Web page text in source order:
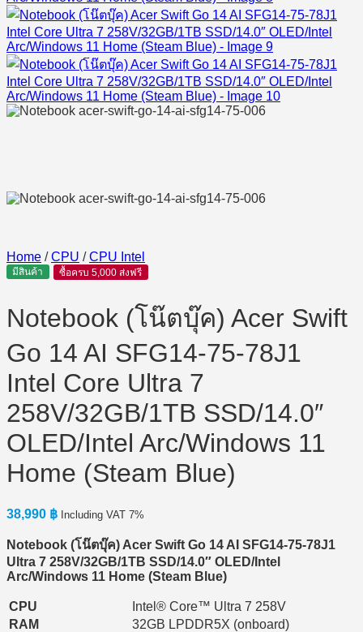
Home / CPU / CPU Intel
มีสินค้า ซื้อครบ 5,000 ส่งฟรี
Notebook (โน๊ตบุ๊ค) Acer Swift
Go 14 AI SFG14-75-78J1
Intel Core Ultra 7
258V/32GB/1TB SSD/14.0″
OLED/Intel Arc/Windows 11
Home (Steam Blue)
38,990 ฿ Including VAT 7%
Notebook (โน๊ตบุ๊ค) Acer Swift Go 14 AI SFG14-75-78J1
Ultra 7 258V/32GB/1TB SSD/14.0″ OLED/Intel
Arc/Windows 11 Home (Steam Blue)
CPU
Intel® Core™ Ultra 7 258V
RAM
32GB LPDDR5X (onboard)